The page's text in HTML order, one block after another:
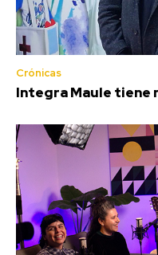
Crónicas
Integra Maule tiene